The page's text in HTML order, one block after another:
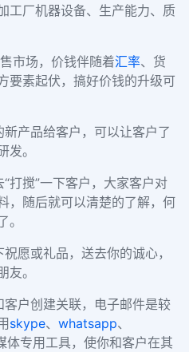
工厂机器设备、生产能力、质
市场，价钱伴随着汇率、货
要素起伏，搞好价钱的升级可
产品给客户，可以让客户了
。
打搅”一下客户，大家客户对
，随后就可以清楚的了解，何
愿或礼品，送去你的诚心，
。
户创建关联，电子邮件是较
skype、 whatsapp、
体专用工具，使你和客户在其